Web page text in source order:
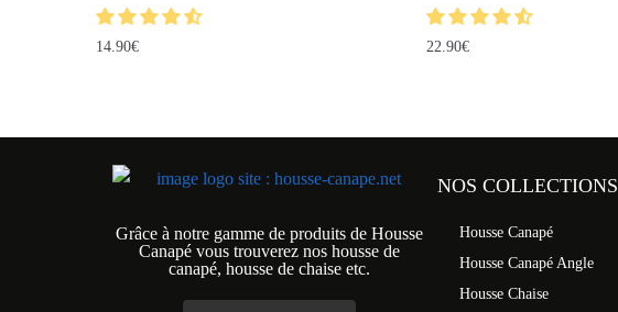
14.90€ 22.90€
Grâce à notre gamme de produits de Housse
Canapé vous trouverez nos housse de
canapé, housse de chaise etc.
NOS COLLECTIONS
Housse Canapé
Housse Canapé Angle
Housse Chaise